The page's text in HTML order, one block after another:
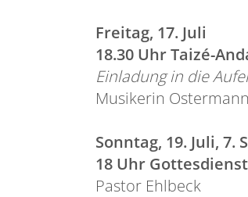
Freitag, 17. Juli
18.30 Uhr Taizé-
Einladung in die
Musikerin Ostermann
Sonntag, 19. Juli, 7.
18 Uhr Gottesdienst
Pastor Ehlbeck